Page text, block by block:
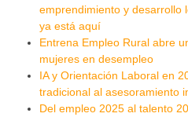
emprendimiento y desarrollo
ya está aquí
Entrena Empleo Rural abre
mujeres en desempleo
IA y Orientación Laboral en
tradicional al asesoramiento
Del empleo 2025 al talento